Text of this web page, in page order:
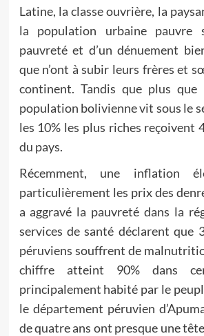
Latine, la classe ouvrière, la
la population urbaine pauvre
pauvreté et d’un dénuement
que n’ont à subir leurs frères et
continent. Tandis que plus
population bolivienne vit sous le
les 10% les plus riches reçoivent
du pays.
Récemment, une inflation
particulièrement les prix des
a aggravé la pauvreté dans la
services de santé déclarent que
péruviens souffrent de
chiffre atteint 90% dans
principalement habité par le
le département péruvien
de quatre ans ont presque une